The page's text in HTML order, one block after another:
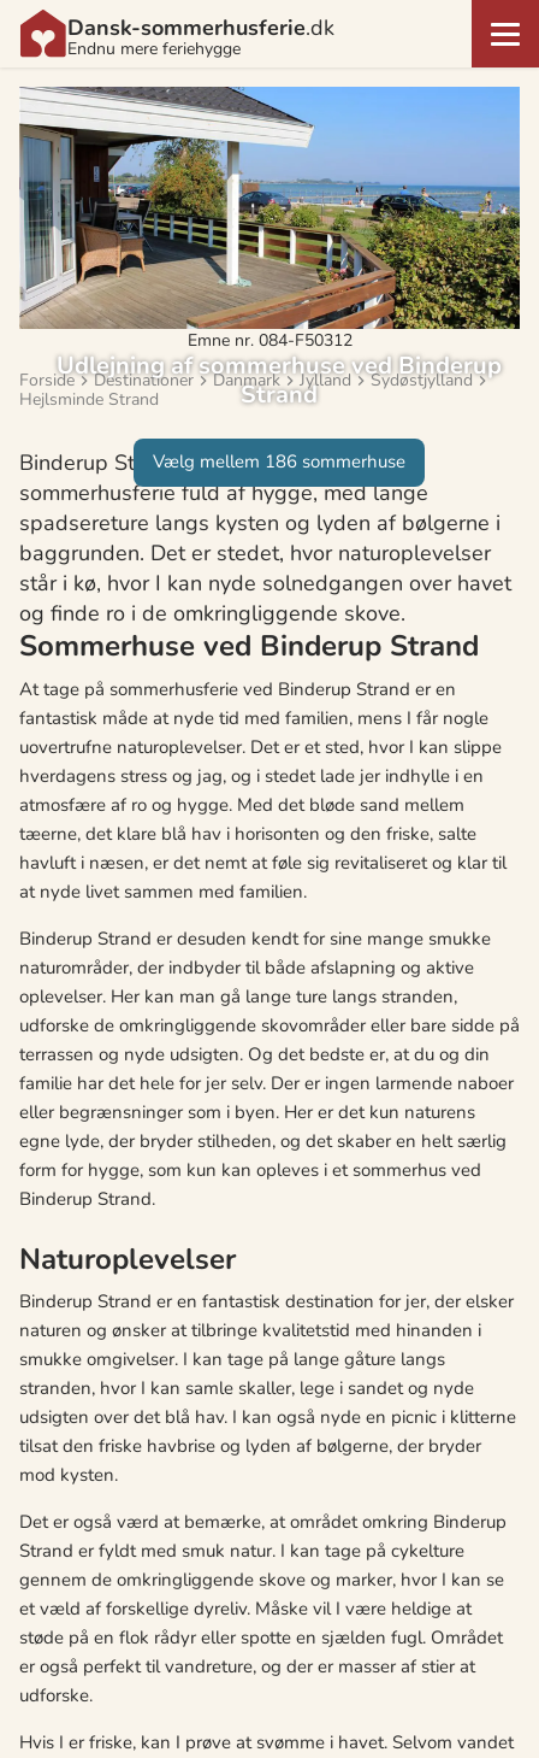
Dansk-sommerhusferie.dk
Endnu mere feriehygge
Emne nr. 084-F50312
Udlejning af sommerhuse ved Binderup
Strand
Vælg mellem 186 sommerhuse
Forside Destinationer Danmark Jylland
Sydøstjylland
Hejlsminde Strand
Binderup Strand byder på fantastisk
sommerhusferie fuld af hygge, med lange
spadsereture langs kysten og lyden af bølgerne i
baggrunden. Det er stedet, hvor naturoplevelser
står i kø, hvor I kan nyde solnedgangen over havet
og finde ro i de omkringliggende skove.
Sommerhuse ved Binderup Strand
At tage på sommerhusferie ved Binderup Strand er en
fantastisk måde at nyde tid med familien, mens I får nogle
uovertrufne naturoplevelser. Det er et sted, hvor I kan slippe
hverdagens stress og jag, og i stedet lade jer indhylle i en
atmosfære af ro og hygge. Med det bløde sand mellem
tæerne, det klare blå hav i horisonten og den friske, salte
havluft i næsen, er det nemt at føle sig revitaliseret og klar til
at nyde livet sammen med familien.
Binderup Strand er desuden kendt for sine mange smukke
naturområder, der indbyder til både afslapning og aktive
oplevelser. Her kan man gå lange ture langs stranden,
udforske de omkringliggende skovområder eller bare sidde på
terrassen og nyde udsigten. Og det bedste er, at du og din
familie har det hele for jer selv. Der er ingen larmende naboer
eller begrænsninger som i byen. Her er det kun naturens
egne lyde, der bryder stilheden, og det skaber en helt særlig
form for hygge, som kun kan opleves i et sommerhus ved
Binderup Strand.
Naturoplevelser
Binderup Strand er en fantastisk destination for jer, der elsker
naturen og ønsker at tilbringe kvalitetstid med hinanden i
smukke omgivelser. I kan tage på lange gåture langs
stranden, hvor I kan samle skaller, lege i sandet og nyde
udsigten over det blå hav. I kan også nyde en picnic i klitterne
tilsat den friske havbrise og lyden af bølgerne, der bryder
mod kysten.
Det er også værd at bemærke, at området omkring Binderup
Strand er fyldt med smuk natur. I kan tage på cykelture
gennem de omkringliggende skove og marker, hvor I kan se
et væld af forskellige dyreliv. Måske vil I være heldige at
støde på en flok rådyr eller spotte en sjælden fugl. Området
er også perfekt til vandreture, og der er masser af stier at
udforske.
Hvis I er friske, kan I prøve at svømme i havet. Selvom vandet